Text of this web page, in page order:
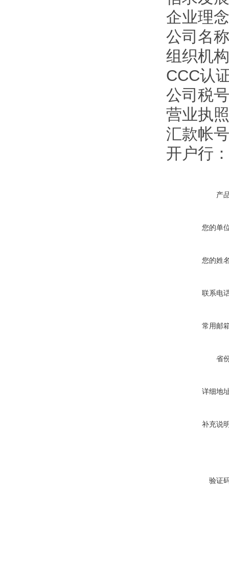
企业理
公司名
组织机
CCC认
公司税
营业执
汇款帐
开户行
产
您的单
您的姓
联系电
常用邮
省
详细地
补充说
验证